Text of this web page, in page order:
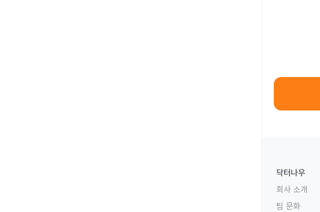
닥터나우
회사 소개
팀 문화